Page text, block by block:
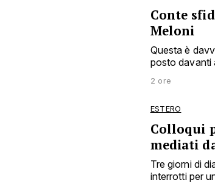
Conte
Meloni
Questa è
posto davanti
2 ore
ESTERO
Colloqui
mediati
Tre giorni di
interrotti per